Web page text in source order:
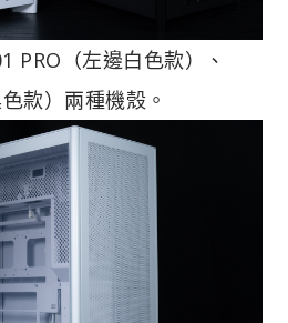
PRO（左邊白色款）、
款）兩種機殼。